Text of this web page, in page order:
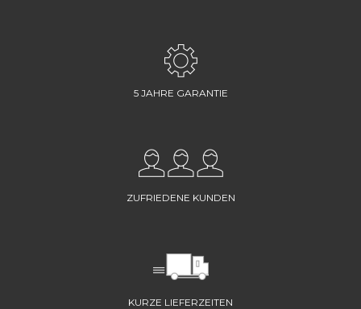
5 JAHRE GARANTIE
ZUFRIEDENE KUNDEN
KURZE LIEFERZEITEN